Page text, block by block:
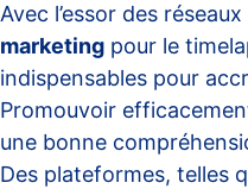
Avec l’essor des
marketing pour le
indispensables pour
Promouvoir
une bonne
Des plateformes, telles